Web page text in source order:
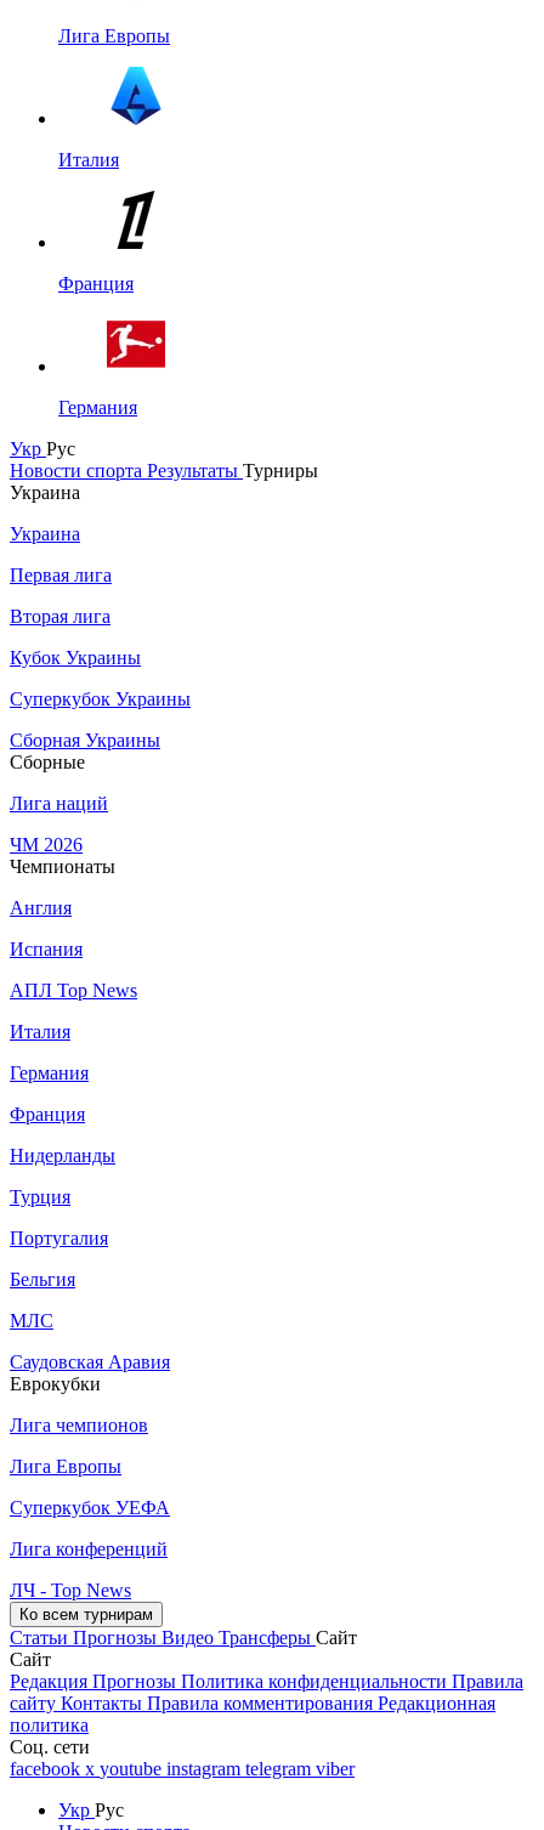
Лига Европы
Италия
Франция
Германия
Укр Рус
Новости спорта Результаты Турниры
Украина
Украина
Первая лига
Вторая лига
Кубок Украины
Суперкубок Украины
Сборная Украины
Сборные
Лига наций
ЧМ 2026
Чемпионаты
Англия
Испания
АПЛ Top News
Италия
Германия
Франция
Нидерланды
Турция
Португалия
Бельгия
МЛС
Саудовская Аравия
Еврокубки
Лига чемпионов
Лига Европы
Суперкубок УЕФА
Лига конференций
ЛЧ - Top News
Ко всем турнирам
Статьи Прогнозы Видео Трансферы Сайт
Сайт
Редакция Прогнозы Политика конфиденциальности Правила
сайту Контакты Правила комментирования Редакционная
политика
Соц. сети
facebook x youtube instagram telegram viber
Укр Рус